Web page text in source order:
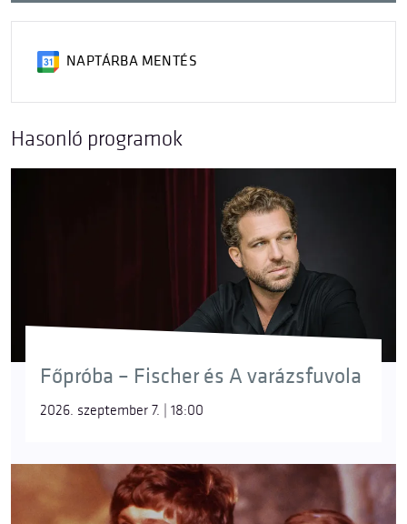
NAPTÁRBA MENTÉS
Hasonló programok
Főpróba – Fischer és A varázsfuvola
2026. szeptember 7. | 18:00